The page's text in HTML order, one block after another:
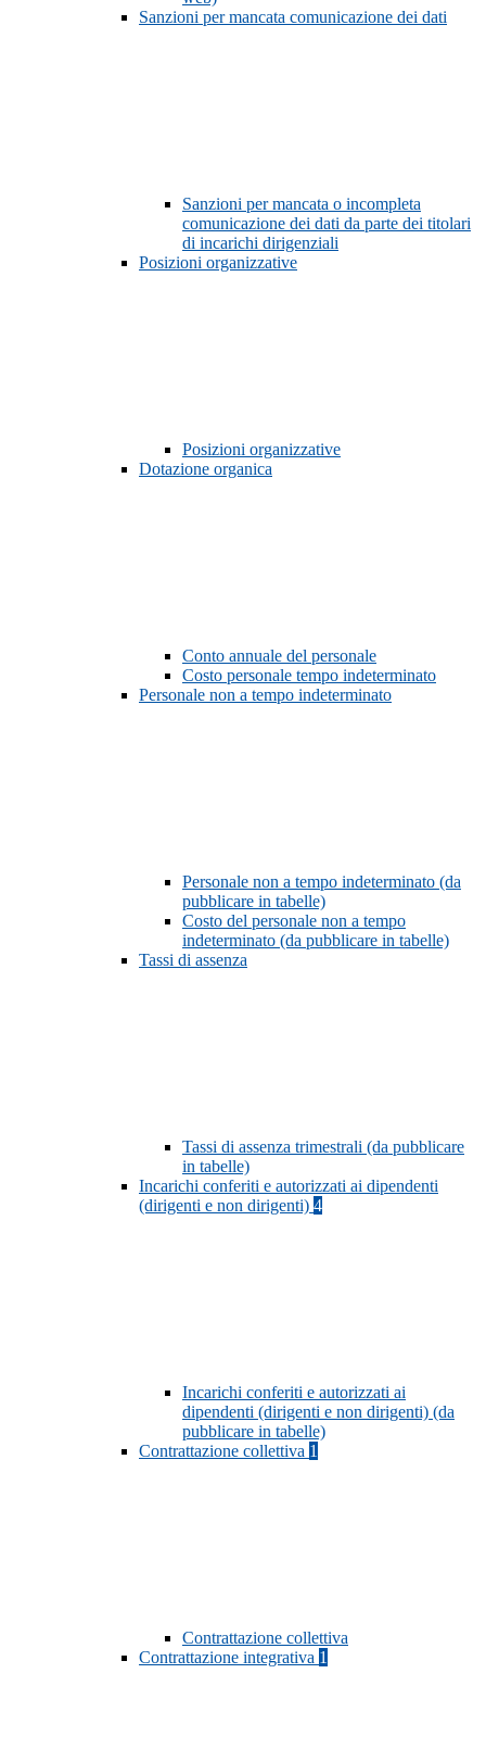
Sanzioni per mancata comunicazione dei dati
Sanzioni per mancata o incompleta
comunicazione dei dati da parte dei titolari
di incarichi dirigenziali
Posizioni organizzative
Posizioni organizzative
Dotazione organica
Conto annuale del personale
Costo personale tempo indeterminato
Personale non a tempo indeterminato
Personale non a tempo indeterminato (da
pubblicare in tabelle)
Costo del personale non a tempo
indeterminato (da pubblicare in tabelle)
Tassi di assenza
Tassi di assenza trimestrali (da pubblicare
in tabelle)
Incarichi conferiti e autorizzati ai dipendenti
(dirigenti e non dirigenti) 4
Incarichi conferiti e autorizzati ai
dipendenti (dirigenti e non dirigenti) (da
pubblicare in tabelle)
Contrattazione collettiva 1
Contrattazione collettiva
Contrattazione integrativa 1